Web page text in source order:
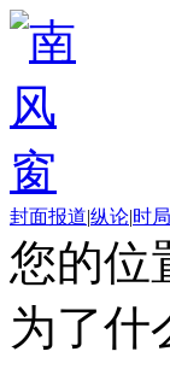
封面报道|纵论|时局
您的位
为了什